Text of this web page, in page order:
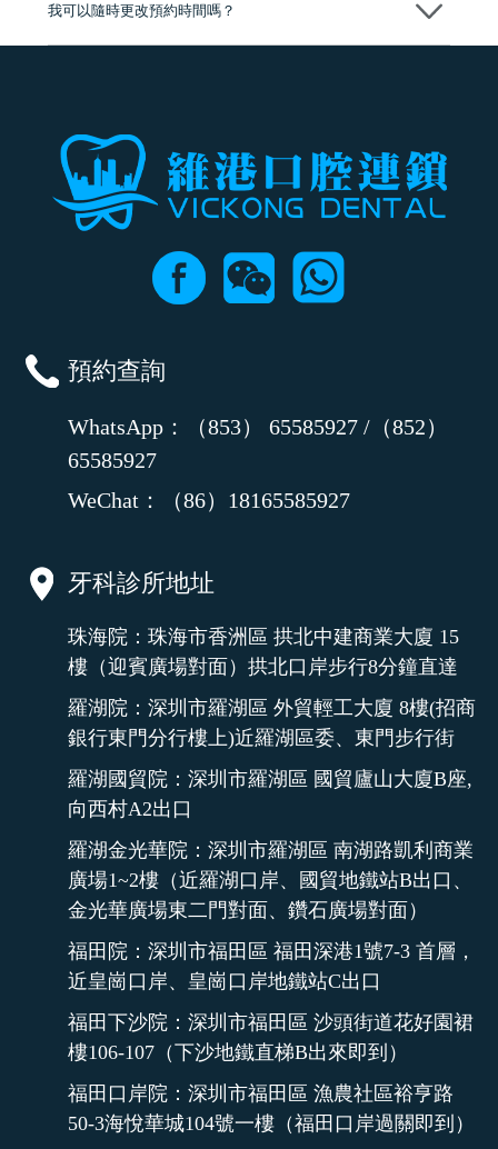
我可以隨時更改預約時間嗎？
預約查詢
WhatsApp：（853） 65585927 /（852）
65585927
WeChat：（86）18165585927
牙科診所地址
珠海院：珠海市香洲區 拱北中建商業大廈 15
樓（迎賓廣場對面）拱北口岸步行8分鐘直達
羅湖院：深圳市羅湖區 外貿輕工大廈 8樓(招商
銀行東門分行樓上)近羅湖區委、東門步行街
羅湖國貿院：深圳市羅湖區 國貿廬山大廈B座,
向西村A2出口
羅湖金光華院：深圳市羅湖區 南湖路凱利商業
廣場1~2樓（近羅湖口岸、國貿地鐵站B出口、
金光華廣場東二門對面、鑽石廣場對面）
福田院：深圳市福田區 福田深港1號7-3 首層，
近皇崗口岸、皇崗口岸地鐵站C出口
福田下沙院：深圳市福田區 沙頭街道花好園裙
樓106-107（下沙地鐵直梯B出來即到）
福田口岸院：深圳市福田區 漁農社區裕亨路
50-3海悅華城104號一樓（福田口岸過關即到）